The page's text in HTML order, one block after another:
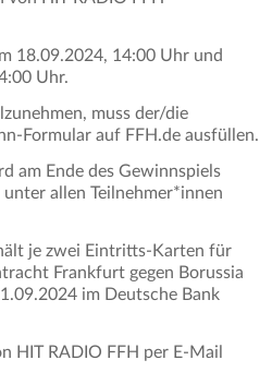
18.09.2024, 14:00 Uhr und
Uhr.
muss der/die
Formular auf FFH.de ausfüllen.
am Ende des Gewinnspiels
allen Teilnehmer*innen
je zwei Eintritts-Karten für
Frankfurt gegen Borussia
im Deutsche Bank
HIT RADIO FFH per E-Mail